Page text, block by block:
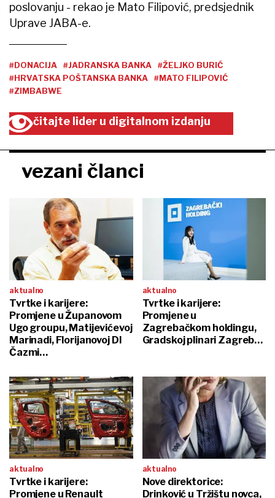
poslovanju - rekao je Mato Filipović, predsjednik
Uprave JABA-e.
#DONACIJA #JADRANSKA BANKA
#ŽELJKO BURIĆ
#HRVATSKA POŠTANSKA BANKA
#MATO FILIPOVIĆ
#ZIMBABWE
čitajte lider u digitalnom izdanju
vezani članci
aktualno
Tvrtke i karijere:
Promjene u Županovom
Ugo groupu, Matijevićevoj
Marinadi, Florijanovoj DI
Čazmi…
aktualno
Tvrtke i karijere:
Promjene u
Zagrebačkom holdingu,
Gradskoj plinari Zagreb…
aktualno
Tvrtke i karijere:
Promjene u Renault
aktualno
Nove direktorice:
Drinković u Tržištu novca,